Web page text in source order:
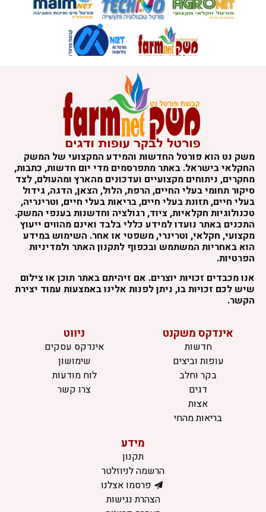
משק נט הוא פורטל החדשות והמידע המקצועי של המשק
החקלאי בישראל. באתר מתפרסמים מדי יום חדשות, כתבות,
מחקרים, ניתוחים מקצועיים ועדכונים מהארץ ומהעולם, לצד
סיקור תחומי בעלי החיים, הרפת, הלול, הצאן, הדגה, גידול
בעלי חיים, תזונת בעלי חיים, בריאות בעלי חיים, וטרינריה,
טכנולוגיות חקלאיות, ציוד, רגולציה וחדשנות בענפי המשק.
התכנים באתר נועדו למידע כללי בלבד ואינם מהווים ייעוץ
מקצועי, חקלאי, וטרינרי, משפטי או אחר. השימוש במידע
הוא באחריות המשתמש ובכפוף לתקנון האתר ולמדיניות
הפרטיות.
אנו מכבדים זכויות יוצרים. אם זיהיתם באתר תוכן או צילום
שיש לכם זכויות בו, ניתן לפנות אלינו באמצעות עמוד יצירת
הקשר.
אינדקס משקנט
חדשות
עופות וביצים
בקר וחלב
דגים
אצות
בריאות מהחי
ניווט
אינדקס עסקים
שימושון
לוח מודעות
צרו קשר
מידע
תקנון
הרשמה לניוזלטר
פרסמו אצלנו
הצהרת נגישות